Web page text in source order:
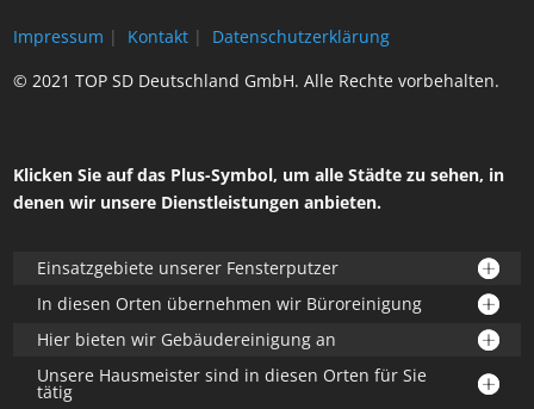
Impressum | Kontakt |
Datenschutzerklärung
© 2021 TOP SD Deutschland GmbH. Alle Rechte vorbehalten.
Klicken Sie auf das Plus-Symbol, um alle Städte zu sehen, in
denen wir unsere Dienstleistungen anbieten.
Einsatzgebiete unserer Fensterputzer
In diesen Orten übernehmen wir Büroreinigung
Hier bieten wir Gebäudereinigung an
Unsere Hausmeister sind in diesen Orten für Sie
tätig